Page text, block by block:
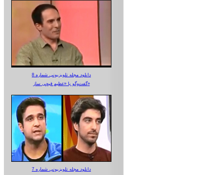
دانلود مجله تلویزیونی شماره 8
گفت‌وگو با «عظیم قیچی ساز»
دانلود مجله تلویزیونی شماره 7